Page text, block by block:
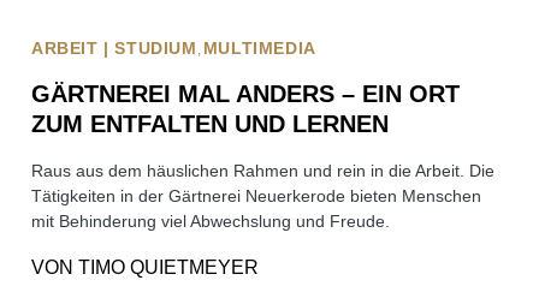
ARBEIT | STUDIUM MULTIMEDIA
GÄRTNEREI MAL ANDERS – EIN ORT
ZUM ENTFALTEN UND LERNEN
Raus aus dem häuslichen Rahmen und rein in die Arbeit. Die
Tätigkeiten in der Gärtnerei Neuerkerode bieten Menschen
mit Behinderung viel Abwechslung und Freude.
VON TIMO QUIETMEYER